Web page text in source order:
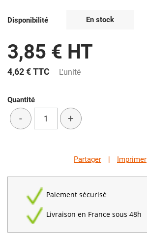
Disponibilité En stock
3,85 € HT
4,62 €TTC L'unité
Quantité
- +
Partager | Imprimer
Paiement sécurisé
Livraison en France sous 48h